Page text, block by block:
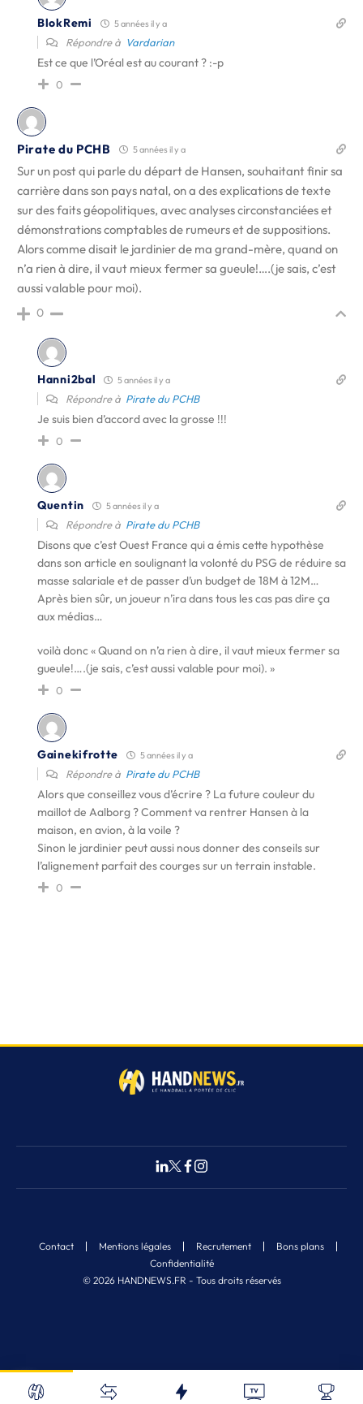
Recherche
Fermer
BlokRemi 5 années il y a
Répondre à Vardarian
Est ce que l’Oréal est au courant ? :-p
0
Pirate du PCHB 5 années il y a
Sur un post qui parle du départ de Hansen, souhaitant finir sa
carrière dans son pays natal, on a des explications de texte
sur des faits géopolitiques, avec analyses circonstanciées et
démonstrations comptables de rumeurs et de suppositions.
Alors comme disait le jardinier de ma grand-mère, quand on
n’a rien à dire, il vaut mieux fermer sa gueule!….(je sais, c’est
aussi valable pour moi).
0
Hanni2bal 5 années il y a
Répondre à Pirate du PCHB
Je suis bien d’accord avec la grosse !!!
0
Quentin 5 années il y a
Répondre à Pirate du PCHB
Disons que c’est Ouest France qui a émis cette hypothèse
dans son article en soulignant la volonté du PSG de réduire sa
masse salariale et de passer d’un budget de 18M à 12M…
Après bien sûr, un joueur n’ira dans tous les cas pas dire ça
aux médias…
voilà donc « Quand on n’a rien à dire, il vaut mieux fermer sa
gueule!….(je sais, c’est aussi valable pour moi). »
0
Gainekifrotte 5 années il y a
Répondre à Pirate du PCHB
Alors que conseillez vous d’écrire ? La future couleur du
maillot de Aalborg ? Comment va rentrer Hansen à la
maison, en avion, à la voile ?
Sinon le jardinier peut aussi nous donner des conseils sur
l’alignement parfait des courges sur un terrain instable.
0
© 2026 HANDNEWS.FR - Tous droits réservés
Contact Mentions légales Recrutement
Bons plans
Confidentialité
Nos derniers articles
23